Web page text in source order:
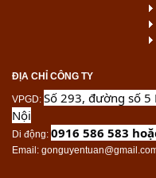
ĐỊA CHỈ CÔNG TY
VPGD: Số 293, đường số 5
Nội
Di động: 0916 586 583
Email :